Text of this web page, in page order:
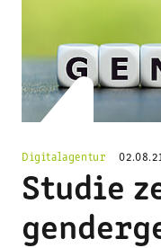
Digitalagentur
Studie